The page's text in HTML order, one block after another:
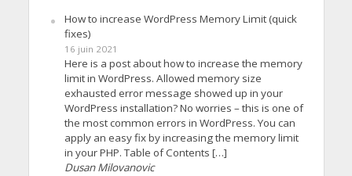
How to increase WordPress Memory Limit (quick
fixes)
16 juin 2021
Here is a post about how to increase the memory
limit in WordPress. Allowed memory size
exhausted error message showed up in your
WordPress installation? No worries – this is one of
the most common errors in WordPress. You can
apply an easy fix by increasing the memory limit
in your PHP. Table of Contents […]
Dusan Milovanovic